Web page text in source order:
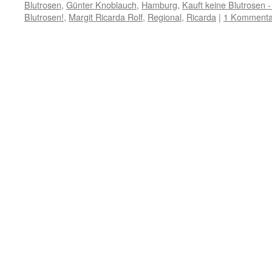
Blutrosen, Günter Knoblauch, Hamburg, Kauft keine Blutrosen
Blutrosen!, Margit Ricarda Rolf, Regional, Ricarda | 1